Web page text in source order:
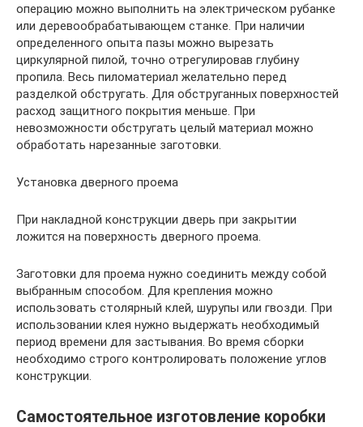
операцию можно выполнить на электрическом рубанке
или деревообрабатывающем станке. При наличии
определенного опыта пазы можно вырезать
циркулярной пилой, точно отрегулировав глубину
пропила. Весь пиломатериал желательно перед
разделкой обстругать. Для обструганных поверхностей
расход защитного покрытия меньше. При
невозможности обстругать целый материал можно
обработать нарезанные заготовки.
Установка дверного проема
При накладной конструкции дверь при закрытии
ложится на поверхность дверного проема.
Заготовки для проема нужно соединить между собой
выбранным способом. Для крепления можно
использовать столярный клей, шурупы или гвозди. При
использовании клея нужно выдержать необходимый
период времени для застывания. Во время сборки
необходимо строго контролировать положение углов
конструкции.
Самостоятельное изготовление коробки